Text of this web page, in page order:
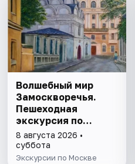
Волшебный мир
Замоскворечья.
Пешеходная
экскурсия по
Москве
8 августа 2026 •
суббота
Экскурсии по Москве